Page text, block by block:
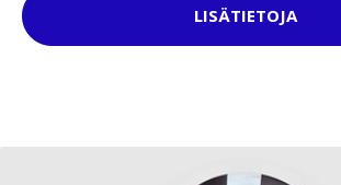
LISÄTIETOJA